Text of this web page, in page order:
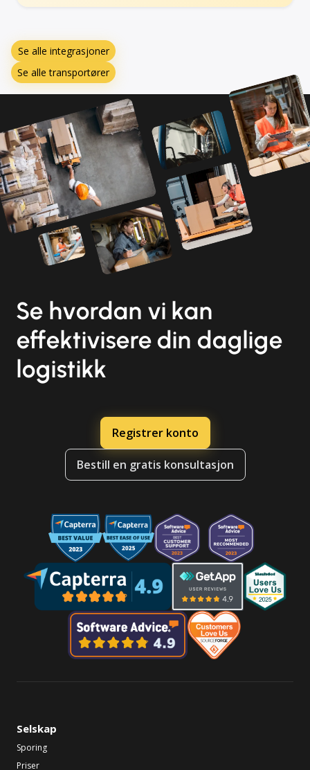
Se alle integrasjoner
Se alle transportører
Se hvordan vi kan
effektivisere din daglige
logistikk
Registrer konto
Bestill en gratis konsultasjon
Selskap
Sporing
Priser